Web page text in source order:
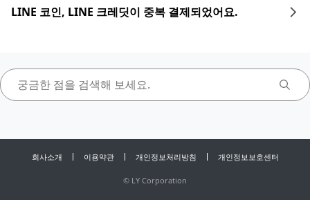
LINE 코인, LINE 크레딧이 중복 결제되었어요.
회사소개 이용약관 개인정보처리방침 개인정보보호센터
© LY Corporation